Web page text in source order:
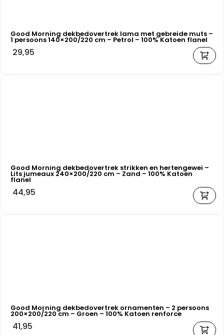
Good Morning dekbedovertrek lama met gebreide muts –
1 persoons 140×200/220 cm – Petrol – 100% Katoen flanel
29,95
Good Morning dekbedovertrek strikken en hertengewei –
Lits jumeaux 240×200/220 cm – Zand – 100% Katoen
flanel
44,95
Good Morning dekbedovertrek ornamenten – 2 persoons
200×200/220 cm – Groen – 100% Katoen renforce
41,95